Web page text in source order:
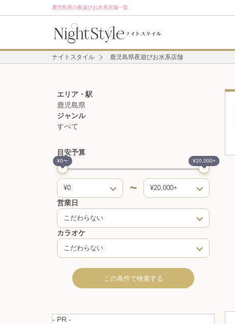
鹿児島県の夜遊びお水系店舗一覧
ナイトスタイル 鹿児島県夜遊びお水系店舗
エリア・駅
鹿児島県
ジャンル
すべて
目安予算
¥0〜 ¥20,000+
¥0 〜 ¥20,000+
営業日
こだわらない
カラオケ
こだわらない
- PR -